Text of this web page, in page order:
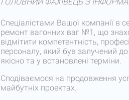
Спеціалістами Вашої компанії в
ремонт вагонних ваг №1, що
відмітити компетентність,
персоналу, який був залучений
якісно та у встановлені терміни.
Сподіваємося на продовження
майбутніх проектах.